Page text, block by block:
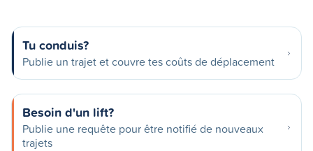
Tu conduis?
Publie un trajet et couvre tes coûts de déplacement
Besoin d'un lift?
Publie une requête pour être notifié de nouveaux
trajets